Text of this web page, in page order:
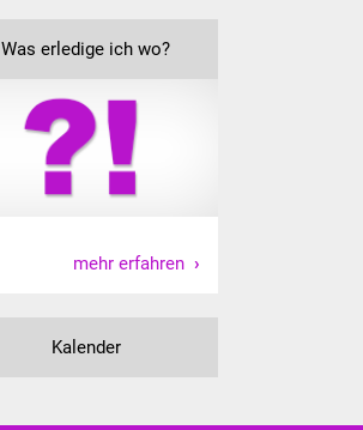
Wohnen
Bauen in Süßen
Wohnimmobilien +
Wirtschaftsförderung
Was erledige ich wo?
mehr erfahren
Kalender